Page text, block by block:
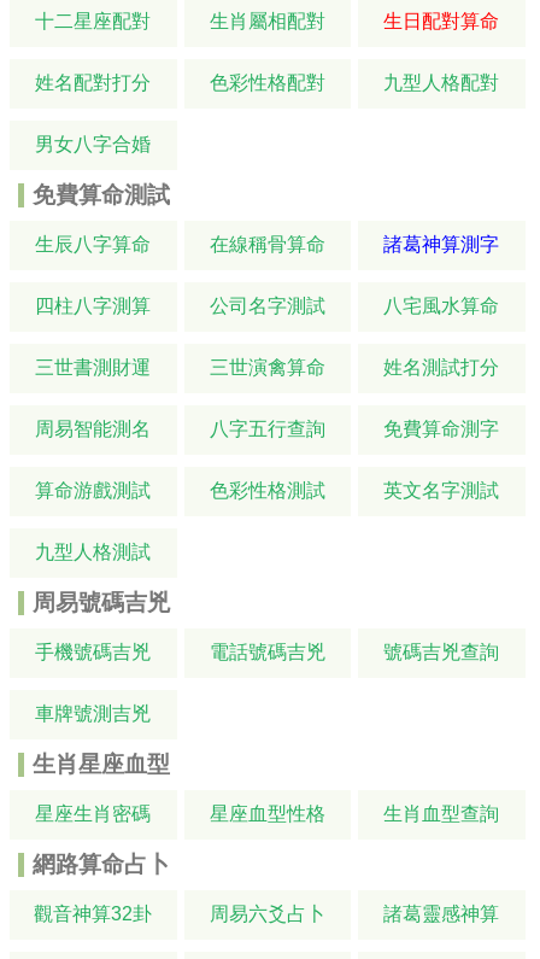
十二星座配對 生肖屬相配對 生日配對算命
姓名配對打分 色彩性格配對 九型人格配對
男女八字合婚
免費算命測試
生辰八字算命 在線稱骨算命 諸葛神算測字
四柱八字測算 公司名字測試 八宅風水算命
三世書測財運 三世演禽算命 姓名測試打分
周易智能測名 八字五行查詢 免費算命測字
算命游戲測試 色彩性格測試 英文名字測試
九型人格測試
周易號碼吉兇
手機號碼吉兇 電話號碼吉兇 號碼吉兇查詢
車牌號測吉兇
生肖星座血型
星座生肖密碼 星座血型性格 生肖血型查詢
網路算命占卜
觀音神算32卦 周易六爻占卜 諸葛靈感神算